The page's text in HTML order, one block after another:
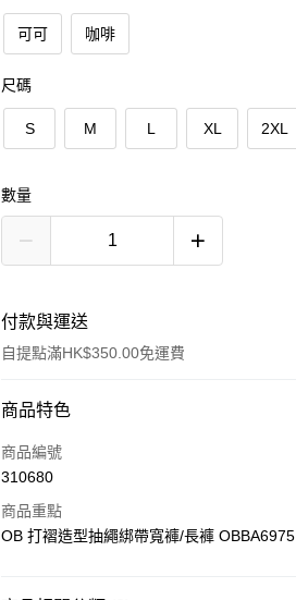
可可 咖啡
尺碼
S M L XL 2XL
數量
付款與運送
自提點滿HK$350.00免運費
付款方式
信用卡
AlipayHK
商品特色
商品編號
310680
商品重點
OB 打褶造型抽繩綁帶寬褲/長褲 OBBA6975